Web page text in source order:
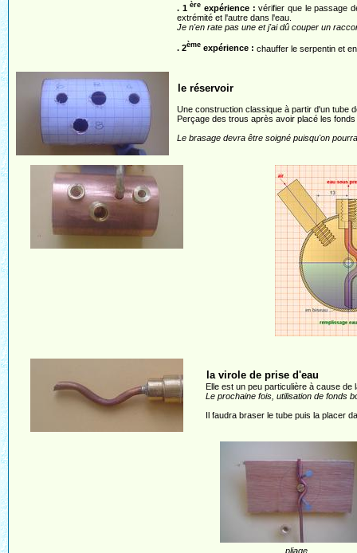
. 1ère expérience : vérifier que le passage
extrémité et l'autre dans l'eau.
Je n'en rate pas une et j'ai dû couper un
. 2ème expérience : chauffer le serpentin et
le réservoir
Une construction classique à partir d'un tube
Perçage des trous après avoir placé les
Le brasage devra être soigné puisqu'on
la virole de prise d'eau
Elle est un peu particulière à cause de
Le prochaine fois, utilisation de fonds
Il faudra braser le tube puis la placer
pliage